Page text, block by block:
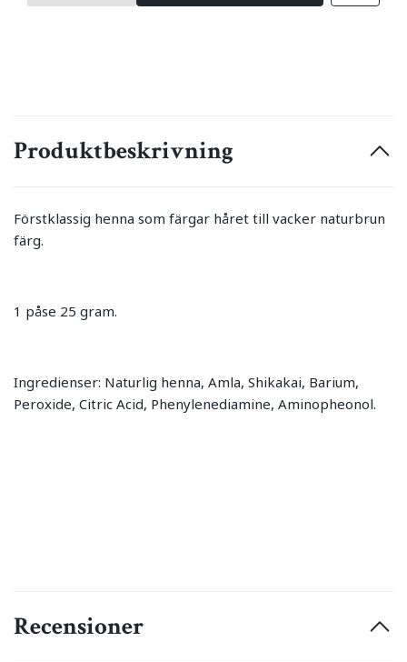
Produktbeskrivning
Förstklassig henna som färgar håret till vacker naturbrun
färg.
1 påse 25 gram.
Ingredienser: Naturlig henna, Amla, Shikakai, Barium,
Peroxide, Citric Acid, Phenylenediamine, Aminopheonol.
Recensioner